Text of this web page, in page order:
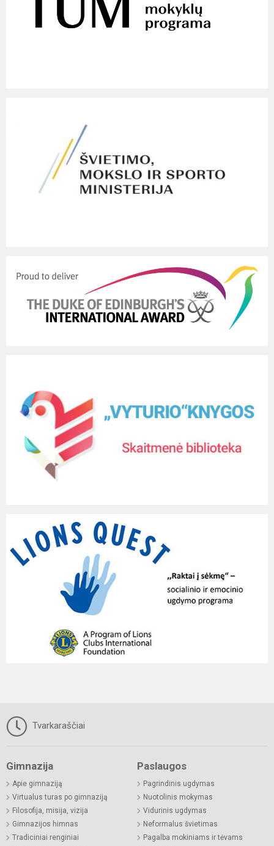
Tvarkaraščiai
Gimnazija
Apie gimnaziją
Virtualus turas po gimnaziją
Filosofija, misija, vizija
Gimnazijos himnas
Tradiciniai renginiai
Paslaugos
Pagrindinis ugdymas
Nuotolinis mokymas
Vidurinis ugdymas
Neformalus švietimas
Pagalba mokiniams ir tėvams